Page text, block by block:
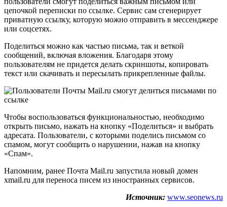
цепочкой переписки по ссылке. Сервис сам сгенерирует
приватную ссылку, которую можно отправить в мессенджере
или соцсетях.
Поделиться можно как частью письма, так и веткой
сообщений, включая вложения. Благодаря этому
пользователям не придется делать скриншоты, копировать
текст или скачивать и пересылать прикрепленные файлы.
Чтобы воспользоваться функциональностью, необходимо
открыть письмо, нажать на кнопку «Поделиться» и выбрать
адресата. Пользователи, с которыми поделись письмом со
спамом, могут сообщить о нарушении, нажав на кнопку
«Спам».
Напомним, ранее Почта Mail.ru запустила новый домен
xmail.ru для переноса писем из иностранных сервисов.
Источник: www.seonews.ru